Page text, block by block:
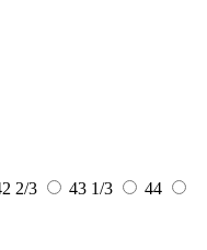
2/3 43 1/3
44